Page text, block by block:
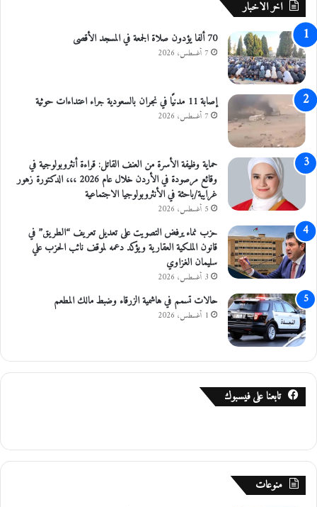
ت
ل
ا
ل
ج
ن
و
ب
ن
ا
ب
ل
اخر الاخبار
70 ألفا يؤدون صلاة الجمعة في المسجد الأقصى
7 أغسطس، 2026
إصابة 11 مدنيًا في نجران بالسعودية جراء اعتداءات حوثية
7 أغسطس، 2026
حماية وظيفة الأسرة من العنف القاتل: قراءة أنثروبولوجية في
وقائع مرصودة في الأردن خلال عام 2026 ،،، الدكتورة زهور
غرايبة/باحثة في الأنثروبولوجيا الاجتماعية
5 أغسطس، 2026
حزب نماء يرفض التصويت على تعديل تعريف “الطريق” في
قانون الملكية العقارية ويؤكد دعمه لموقف نائب الحزب علي
سليمان الغزاوي
3 أغسطس، 2026
حالات تسمم في هاشمية الزرقاء وضبط مالك المطعم
1 أغسطس، 2026
تابعنا على فيسبوك
منوعات